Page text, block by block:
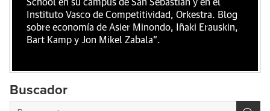
School en su campus de San Sebastián y en el
Instituto Vasco de Competitividad, Orkestra. Blog
sobre economía de Asier Minondo, Iñaki Erauskin,
Bart Kamp y Jon Mikel Zabala".
Buscador